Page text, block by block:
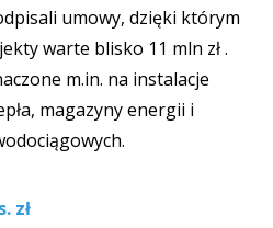
umowy, dzięki którym
warte blisko 11 mln zł .
m.in. na instalacje
magazyny energii i
zł